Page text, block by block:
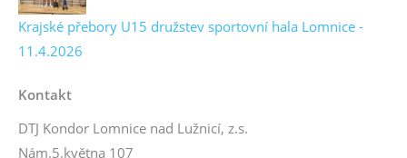
Krajské přebory U15 družstev sportovní hala Lomnice -
11.4.2026
Kontakt
DTJ Kondor Lomnice nad Lužnicí, z.s.
Nám.5.května 107